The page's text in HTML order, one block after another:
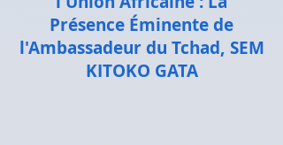
Présence Éminente de
l'Ambassadeur du Tchad, SEM
KITOKO GATA